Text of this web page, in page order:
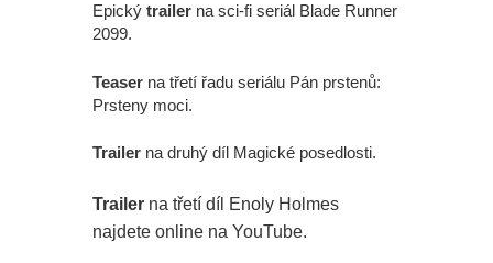
Epický trailer na sci-fi seriál Blade Runner
2099.
Teaser na třetí řadu seriálu Pán prstenů:
Prsteny moci.
Trailer na druhý díl Magické posedlosti.
Trailer na třetí díl Enoly Holmes
najdete online na YouTube.